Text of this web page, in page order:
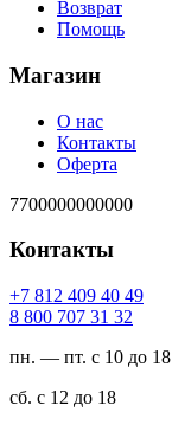
Возврат
Помощь
Магазин
О нас
Контакты
Оферта
7700000000000
Контакты
94 04 904 218 7+
23 13 707 008 8
пн. — пт. с 10 до 18
сб. с 12 до 18